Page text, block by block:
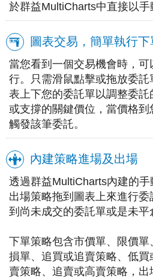
於群益MultiCharts中直接以手
圖表交易，簡單執行下
當您看到一個交易機會時，
行。只需滑鼠點擊或拖放委託
表上下您的委託單以調整委
或支撐的關鍵價位，當價格
觸發該筆委託。
內建策略進場及出場
透過群益MultiCharts內建的
出場策略拖到圖表上來進行
到尚未成交的委託單或是未平
下單策略包含市價單、限價
損單、追買或追賣策略、低
賣策略、追賣或高賣策略，出